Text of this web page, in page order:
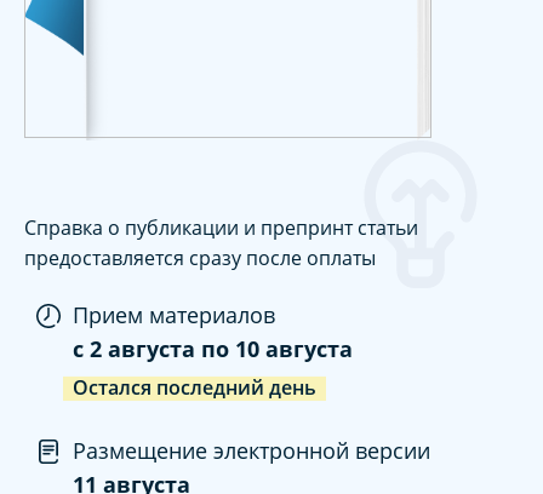
Справка о публикации и препринт статьи
предоставляется сразу после оплаты
Прием материалов
c 2 августа по 10 августа
Остался последний день
Размещение электронной версии
11 августа